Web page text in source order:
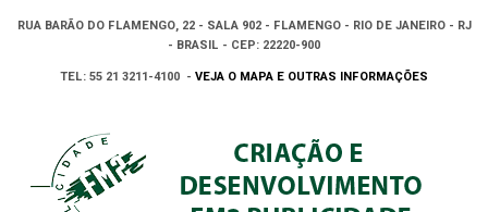
RUA BARÃO DO FLAMENGO, 22 - SALA 902 - FLAMENGO - RIO DE JANEIRO - RJ
- BRASIL - CEP: 22220-900
TEL: 55 21 3211-4100 - VEJA O MAPA E OUTRAS INFORMAÇÕES